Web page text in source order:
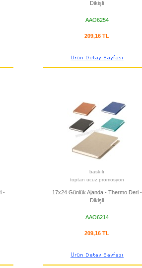
Dikişli
AAO6254
209,16 TL
-
baskılı
toptan ucuz promosyon
17x24 Günlük Ajanda - Thermo Deri -
Dikişli
AAO6214
209,16 TL